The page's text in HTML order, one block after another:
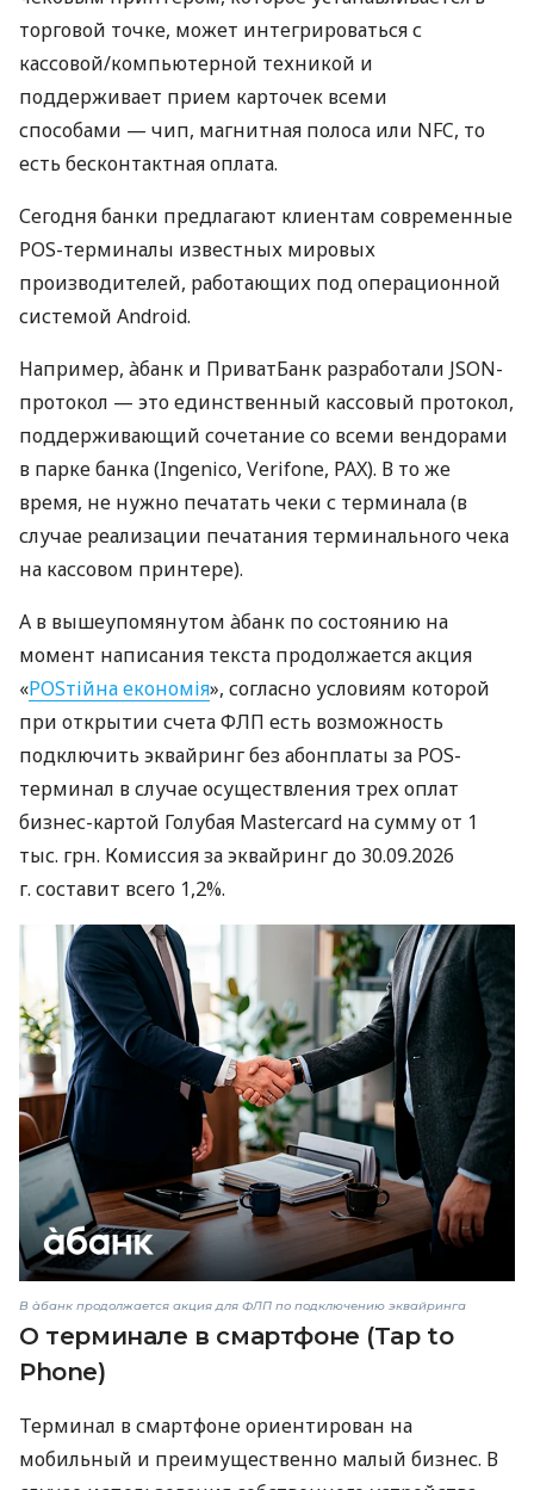
торговой точке, может интегрироваться с
кассовой/компьютерной техникой и
поддерживает прием карточек всеми
способами — чип, магнитная полоса или NFC, то
есть бесконтактная оплата.
Сегодня банки предлагают клиентам современные
POS-терминалы известных мировых
производителей, работающих под операционной
системой Android.
Например, àбанк и ПриватБанк разработали JSON-
протокол — это единственный кассовый протокол,
поддерживающий сочетание со всеми вендорами
в парке банка (Ingenico, Verifone, PAX). В то же
время, не нужно печатать чеки с терминала (в
случае реализации печатания терминального чека
на кассовом принтере).
А в вышеупомянутом àбанк по состоянию на
момент написания текста продолжается акция
«POSтійна економія», согласно условиям которой
при открытии счета ФЛП есть возможность
подключить эквайринг без абонплаты за POS-
терминал в случае осуществления трех оплат
бизнес-картой Голубая Mastercard на сумму от 1
тыс. грн. Комиссия за эквайринг до 30.09.2026
г. составит всего 1,2%.
В àбанк продолжается акция для ФЛП по подключению эквайринга
О терминале в смартфоне (Tap to
Phone)
Терминал в смартфоне ориентирован на
мобильный и преимущественно малый бизнес. В